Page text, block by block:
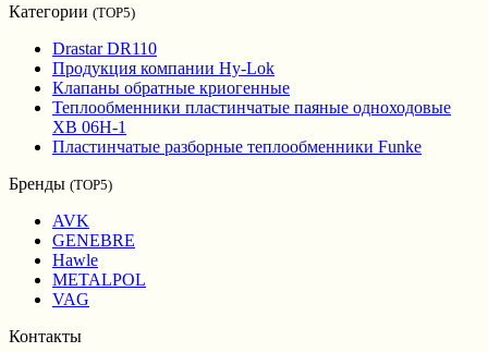
Категории (TOP5)
Drastar DR110
Продукция компании Hy-Lok
Клапаны обратные криогенные
Теплообменники пластинчатые паяные одноходовые
XB 06H-1
Пластинчатые разборные теплообменники Funke
Бренды (TOP5)
AVK
GENEBRE
Hawle
METALPOL
VAG
Контакты